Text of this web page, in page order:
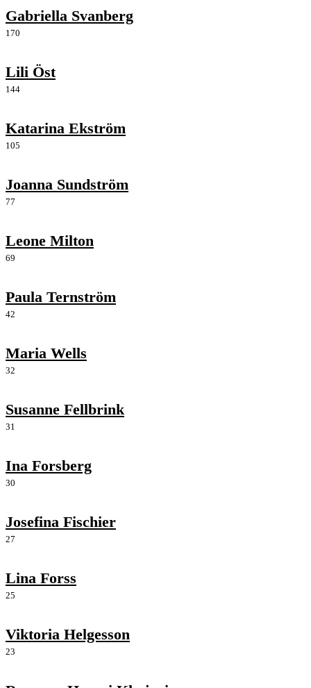
Gabriella Svanberg
170
Lili Öst
144
Katarina Ekström
105
Joanna Sundström
77
Leone Milton
69
Paula Ternström
42
Maria Wells
32
Susanne Fellbrink
31
Ina Forsberg
30
Josefina Fischier
27
Lina Forss
25
Viktoria Helgesson
23